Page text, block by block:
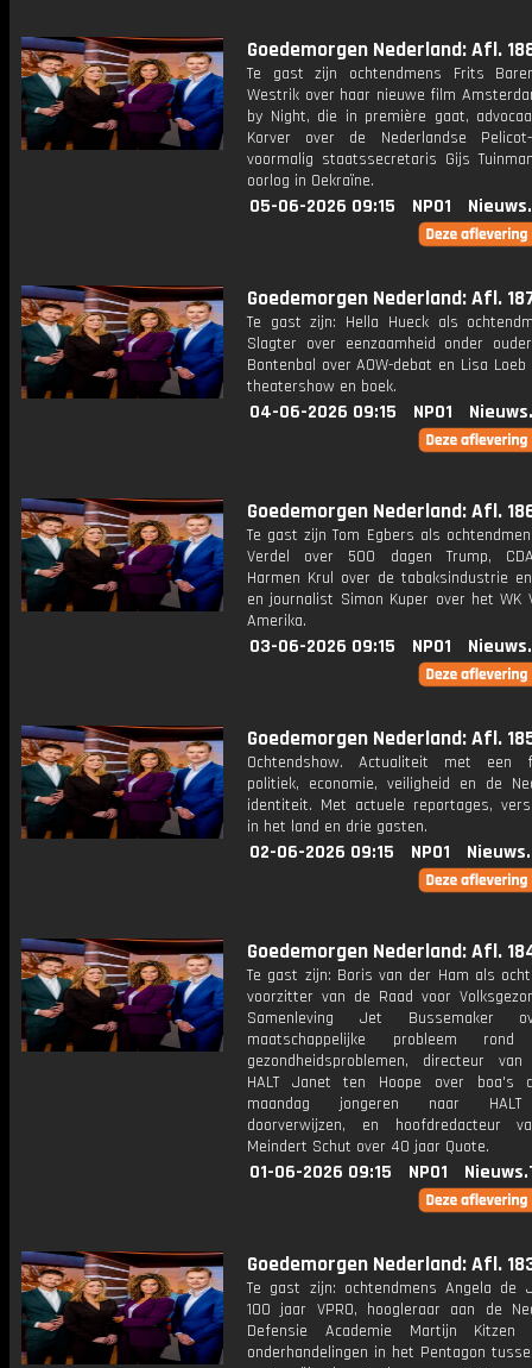
Goedemorgen Nederland: Afl.
Te gast zijn ochtendmens Frits
Westrik over haar nieuwe film
by Night, die in première gaat,
Korver over de Nederlandse
voormalig staatssecretaris Gijs
oorlog in Oekraïne.
05-06-2026 09:15 NPO1
Goedemorgen Nederland: Afl.
Te gast zijn: Hella Hueck als
Slagter over eenzaamheid onder
Bontenbal over AOW-debat en Lisa
theatershow en boek.
04-06-2026 09:15 NPO1
Goedemorgen Nederland: Afl.
Te gast zijn Tom Egbers als
Verdel over 500 dagen Trump,
Harmen Krul over de tabaksindustrie
en journalist Simon Kuper over het WK
Amerika.
03-06-2026 09:15 NPO1
Goedemorgen Nederland: Afl.
Ochtendshow. Actualiteit met een
politiek, economie, veiligheid en de
identiteit. Met actuele reportages,
in het land en drie gasten.
02-06-2026 09:15 NPO1
Goedemorgen Nederland: Afl.
Te gast zijn: Boris van der Ham als
voorzitter van de Raad voor
Samenleving Jet Bussemaker
maatschappelijke probleem rond
gezondheidsproblemen, directeur
HALT Janet ten Hoope over boa's
maandag jongeren naar
doorverwijzen, en hoofdredacteur
Meindert Schut over 40 jaar Quote.
01-06-2026 09:15 NPO1
Goedemorgen Nederland: Afl.
Te gast zijn: ochtendmens Angela de
100 jaar VPRO, hoogleraar aan de
Defensie Academie Martijn
onderhandelingen in het Pentagon